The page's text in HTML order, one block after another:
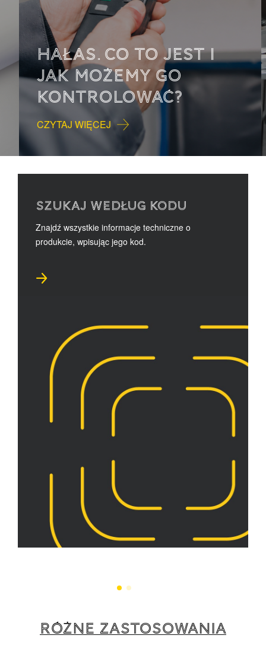
HAŁAS. CO TO JEST I
JAK MOŻEMY GO
KONTROLOWAĆ?
CZYTAJ WIĘCEJ
SZUKAJ WEDŁUG KODU
Znajdź wszystkie informacje techniczne o
produkcie, wpisując jego kod.
RÓŻNE ZASTOSOWANIA